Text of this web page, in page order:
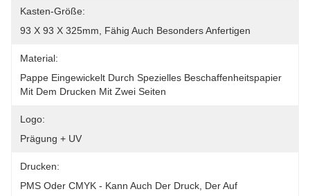
Kasten-Größe:
93 X 93 X 325mm, Fähig Auch Besonders Anfertigen
Material:
Pappe Eingewickelt Durch Spezielles Beschaffenheitspapier
Mit Dem Drucken Mit Zwei Seiten
Logo:
Prägung + UV
Drucken:
PMS Oder CMYK - Kann Auch Der Druck, Der Auf